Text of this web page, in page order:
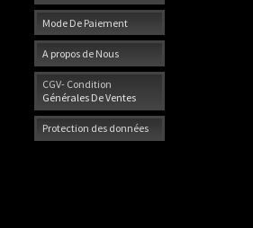
Mode De Paiement
A propos de Nous
CGV- Condition
Générales De Ventes
Protection des données